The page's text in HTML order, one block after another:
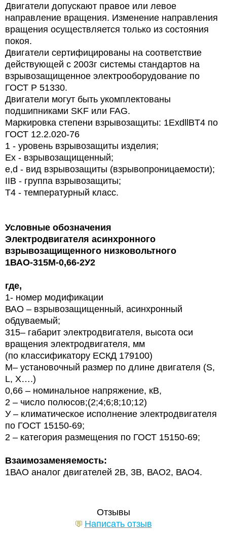
Двигатели допускают правое или левое
направление вращения. Изменение направления
вращения осуществляется только из состояния
покоя.
Двигатели сертифицированы на соответствие
действующей с 2003г системы стандартов на
взрывозащищенное электрооборудование по
ГОСТ Р 51330.
Двигатели могут быть укомплектованы
подшипниками SKF или FAG.
Маркировка степени взрывозащиты: 1ExdllBT4 по
ГОСТ 12.2.020-76
1 - уровень взрывозащиты изделия;
Ex - взрывозащищенный;
e,d - вид взрывозащиты (взрывопроницаемости);
IIB - группа взрывозащиты;
T4 - температурный класс.
Условные обозначения
Электродвигателя асинхронного
взрывозащищенного низковольтного
1ВАО-315М-0,66-2У2
где,
1- номер модификации
ВАО – взрывозащищенный, асинхронный
обдуваемый;
315– габарит электродвигателя, высота оси
вращения электродвигателя, мм
(по классификатору ЕСКД 179100)
M– установочный размер по длине двигателя (S,
L, X….)
0,66 – номинальное напряжение, кВ,
2 – число полюсов;(2;4;6;8;10;12)
У – климатическое исполнение электродвигателя
по ГОСТ 15150-69;
2 – категория размещения по ГОСТ 15150-69;
Взаимозаменяемость:
1ВАО аналог двигателей 2В, 3В, ВАО2, ВАО4.
Отзывы
Написать отзыв